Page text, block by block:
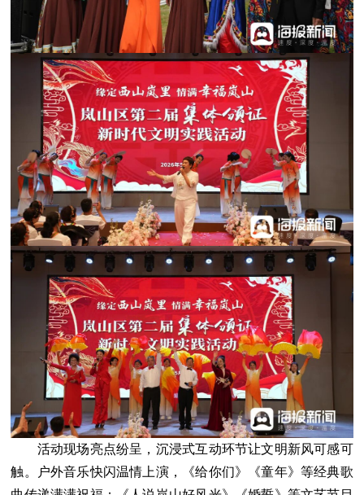
活动现场亮点纷呈，沉浸式互动环节让文明新风可感可
触。户外音乐快闪温情上演，《给你们》《童年》等经典歌